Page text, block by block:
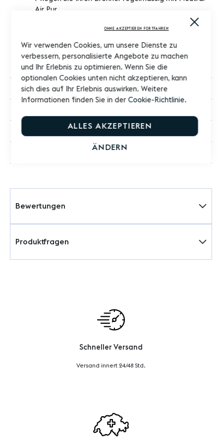
Close
Wir verwenden Cookies, um unsere Dienste zu
verbessern, personalisierte Angebote zu machen
und Ihr Erlebnis zu optimieren. Wenn Sie die
optionalen Cookies unten nicht akzeptieren, kann
sich dies auf Ihr Erlebnis auswirken. Weitere
Informationen finden Sie in derCookie-Richtlinie.
ALLES AKZEPTIEREN
ÄNDERN
OHNE AKZEPTIEREN FORTFAHREN
Air Pur.
Entfernen Sie den Brenner aus der Lampe, wenn Sie
sie mehrere Wochen lang nicht benutzen.
Die Befolgung all dieser Ratschläge garantiert
Ihnen eine optimale Nutzungsqualität Ihrer
Katalyse-Lampe.
524 ml
Lampe Berger
Nachfüllbar
Bewertungen
Produktfragen
Schneller Versand
Versand innert 24/48 Std.